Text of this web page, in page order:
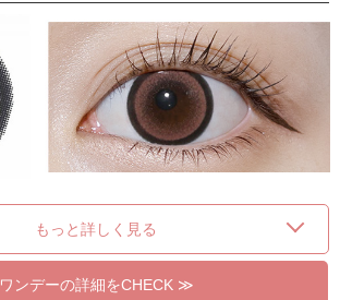
もっと詳しく見る
ワンデーの詳細をCHECK ≫